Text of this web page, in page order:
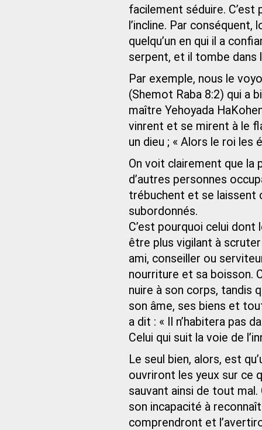
facilement séduire.
l’incline. Par
quelqu’un en qui il a
serpent, et il tombe dans
Par exemple, nous le
(Shemot Raba 8:2) qui a
maître Yehoyada
vinrent et se mirent à le
un dieu ; « Alors le roi les
On voit clairement que la
d’autres personnes
trébuchent et se laissent
subordonnés.
C’est pourquoi celui
être plus vigilant à
ami, conseiller ou
nourriture et sa boisson.
nuire à son corps, tandis
son âme, ses biens et
a dit : « Il n’habitera pas
Celui qui suit la voie de
Le seul bien, alors, est
ouvriront les yeux sur ce
sauvant ainsi de tout mal.
son incapacité à
comprendront et